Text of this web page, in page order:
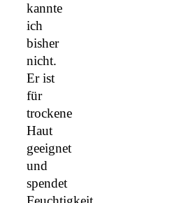
kannte
ich
bisher
nicht.
Er ist
für
trockene
Haut
geeignet
und
spendet